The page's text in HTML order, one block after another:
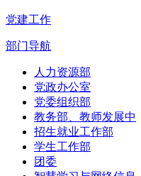
党建工作
部门导航
人力资源部
党政办公室
党委组织部
教务部、教师发展中
招生就业工作部
学生工作部
团委